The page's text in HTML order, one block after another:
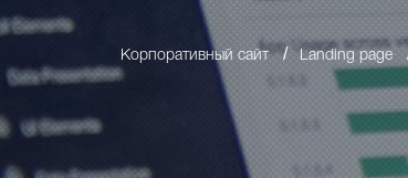
Корпоративный сайт / Landing page